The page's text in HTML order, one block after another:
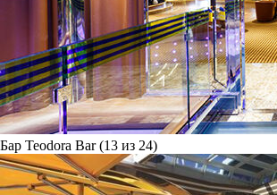
Бар Teodora Bar (13 из 24)